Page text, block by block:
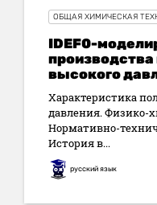
ОБЩАЯ ХИМИЧЕСКАЯ
IDEF0-
высокого
Характеристика
давления. Физико-
Нормативно-
История в...
русский язык